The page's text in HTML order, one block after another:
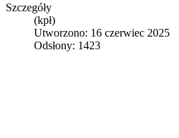
Szczegóły
(kpł)
Utworzono: 16 czerwiec 2025
Odsłony: 1423